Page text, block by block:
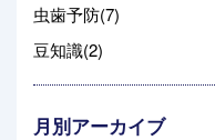
虫歯予防(7)
豆知識(2)
月別アーカイブ